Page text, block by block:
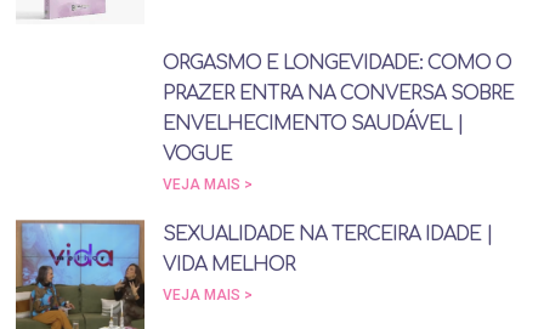
ORGASMO E LONGEVIDADE: COMO O
PRAZER ENTRA NA CONVERSA SOBRE
ENVELHECIMENTO SAUDÁVEL |
VOGUE
VEJA MAIS >
SEXUALIDADE NA TERCEIRA IDADE |
VIDA MELHOR
VEJA MAIS >